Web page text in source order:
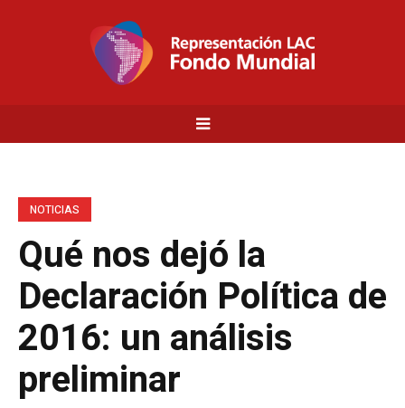
NOTICIAS
Qué nos dejó la
Declaración Política de
2016: un análisis
preliminar